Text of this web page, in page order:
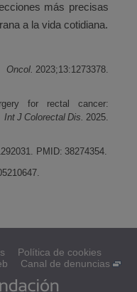
más precisas
a la vida cotidiana.
2023;13:1273378.
for rectal cancer:
Int J Colorectal Dis. 2025.
PMID: 38274354.
Política de cookies
Canal de denuncias